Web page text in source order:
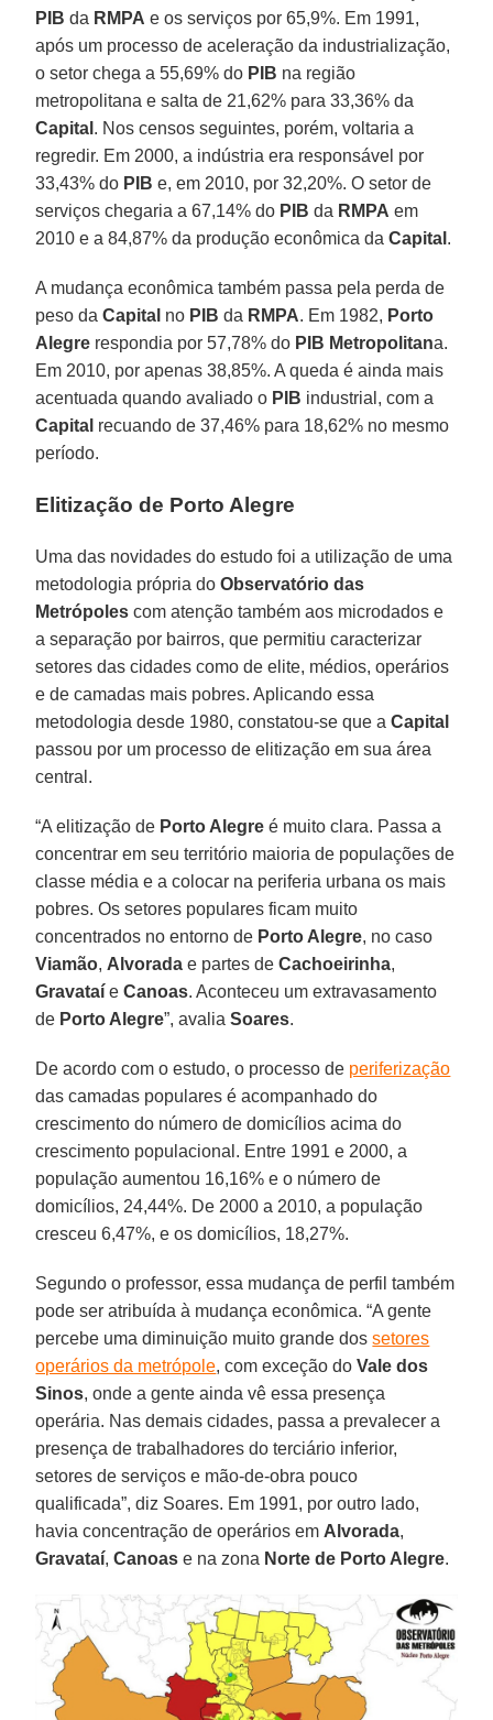
PIB da RMPA e os serviços por 65,9%. Em 1991,
após um processo de aceleração da industrialização,
o setor chega a 55,69% do PIB na região
metropolitana e salta de 21,62% para 33,36% da
Capital . Nos censos seguintes, porém, voltaria a
regredir. Em 2000, a indústria era responsável por
33,43% do PIB e, em 2010, por 32,20%. O setor de
serviços chegaria a 67,14% do PIB da RMPA em
2010 e a 84,87% da produção econômica daCapital .
A mudança econômica também passa pela perda de
peso daCapital no PIB da RMPA. Em 1982, Porto
Alegre respondia por 57,78% do PIB Metropolitana.
Em 2010, por apenas 38,85%. A queda é ainda mais
acentuada quando avaliado o PIB industrial, com a
Capital recuando de 37,46% para 18,62% no mesmo
período.
Elitização de Porto Alegre
Uma das novidades do estudo foi a utilização de uma
metodologia própria doObservatório das
Metrópoles com atenção também aos microdados e
a separação por bairros, que permitiu caracterizar
setores das cidades como de elite, médios, operários
e de camadas mais pobres. Aplicando essa
metodologia desde 1980, constatou-se que aCapital
passou por um processo de elitização em sua área
central.
“A elitização de Porto Alegre é muito clara. Passa a
concentrar em seu território maioria de populações de
classe média e a colocar na periferia urbana os mais
pobres. Os setores populares ficam muito
concentrados no entorno de Porto Alegre, no caso
Viamão, Alvorada e partes deCachoeirinha,
Gravataí eCanoas. Aconteceu um extravasamento
de Porto Alegre”, avaliaSoares.
De acordo com o estudo, o processo de periferização
das camadas populares é acompanhado do
crescimento do número de domicílios acima do
crescimento populacional. Entre 1991 e 2000, a
população aumentou 16,16% e o número de
domicílios, 24,44%. De 2000 a 2010, a população
cresceu 6,47%, e os domicílios, 18,27%.
Segundo o professor, essa mudança de perfil também
pode ser atribuída à mudança econômica. “A gente
percebe uma diminuição muito grande dossetores
operários da metrópole, com exceção doVale dos
Sinos, onde a gente ainda vê essa presença
operária. Nas demais cidades, passa a prevalecer a
presença de trabalhadores do terciário inferior,
setores de serviços e mão-de-obra pouco
qualificada”, diz Soares. Em 1991, por outro lado,
havia concentração de operários em Alvorada,
Gravataí,Canoas e na zona Norte de Porto Alegre.